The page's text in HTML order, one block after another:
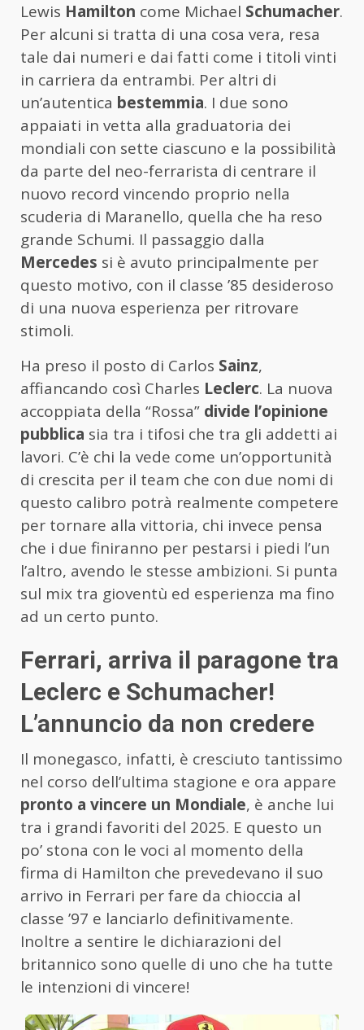
Lewis Hamilton come Michael Schumacher.
Per alcuni si tratta di una cosa vera, resa
tale dai numeri e dai fatti come i titoli vinti
in carriera da entrambi. Per altri di
un’autentica bestemmia. I due sono
appaiati in vetta alla graduatoria dei
mondiali con sette ciascuno e la possibilità
da parte del neo-ferrarista di centrare il
nuovo record vincendo proprio nella
scuderia di Maranello, quella che ha reso
grande Schumi. Il passaggio dalla
Mercedes si è avuto principalmente per
questo motivo, con il classe ’85 desideroso
di una nuova esperienza per ritrovare
stimoli.
Ha preso il posto di Carlos Sainz,
affiancando così Charles Leclerc. La nuova
accoppiata della “Rossa” divide l’opinione
pubblica sia tra i tifosi che tra gli addetti ai
lavori. C’è chi la vede come un’opportunità
di crescita per il team che con due nomi di
questo calibro potrà realmente competere
per tornare alla vittoria, chi invece pensa
che i due finiranno per pestarsi i piedi l’un
l’altro, avendo le stesse ambizioni. Si punta
sul mix tra gioventù ed esperienza ma fino
ad un certo punto.
Ferrari, arriva il paragone tra
Leclerc e Schumacher!
L’annuncio da non credere
Il monegasco, infatti, è cresciuto tantissimo
nel corso dell’ultima stagione e ora appare
pronto a vincere un Mondiale, è anche lui
tra i grandi favoriti del 2025. E questo un
po’ stona con le voci al momento della
firma di Hamilton che prevedevano il suo
arrivo in Ferrari per fare da chioccia al
classe ’97 e lanciarlo definitivamente.
Inoltre a sentire le dichiarazioni del
britannico sono quelle di uno che ha tutte
le intenzioni di vincere!